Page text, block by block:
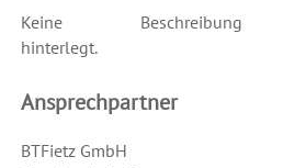
Keine Beschreibung
hinterlegt.
Ansprechpartner
BTFietz GmbH